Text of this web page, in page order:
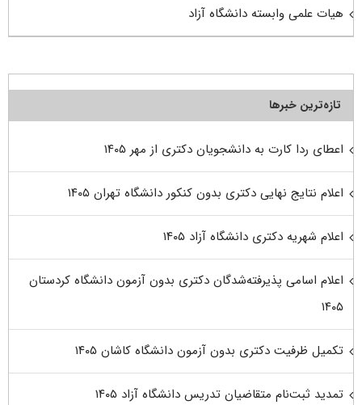
هیات علمی وابسته دانشگاه آزاد
تازه‌ترین خبرها
اعطای ردا کارت به دانشجویان دکتری از مهر ۱۴۰۵
اعلام نتایج نهایی دکتری بدون کنکور دانشگاه تهران ۱۴۰۵
اعلام شهریه دکتری دانشگاه آزاد ۱۴۰۵
اعلام اسامی پذیرفته‌شدگان دکتری بدون آزمون دانشگاه کردستان
۱۴۰۵
تکمیل ظرفیت دکتری بدون آزمون دانشگاه کاشان ۱۴۰۵
تمدید ثبت‌نام متقاضیان تدریس دانشگاه آزاد ۱۴۰۵